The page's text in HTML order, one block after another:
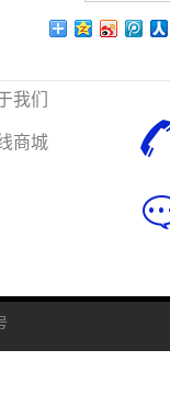
我们
商城